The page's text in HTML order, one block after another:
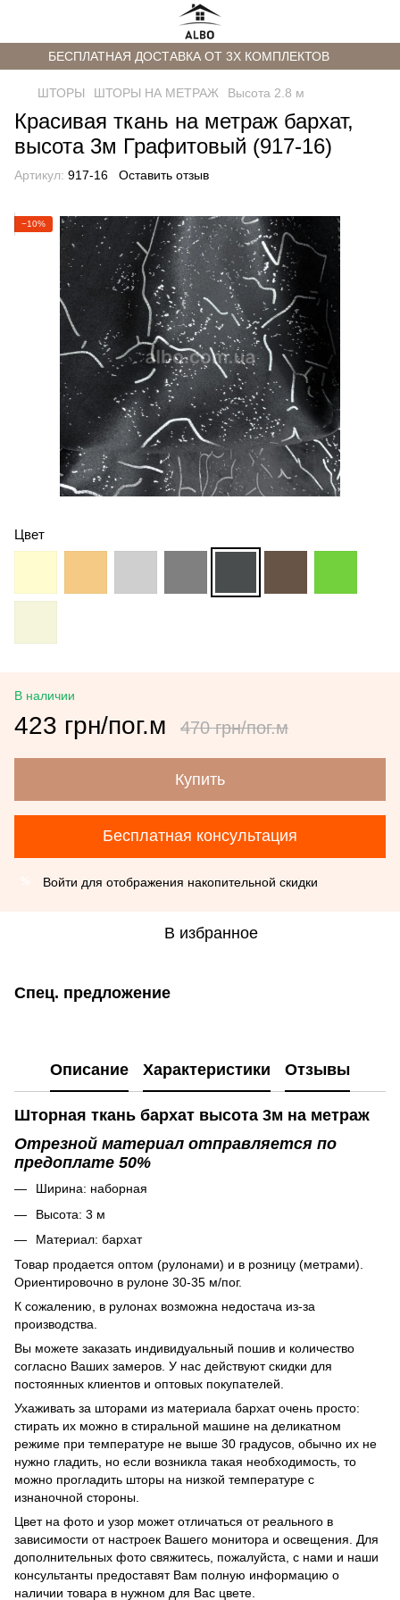
БЕСПЛАТНАЯ ДОСТАВКА ОТ 3Х КОМПЛЕКТОВ
ШТОРЫ ШТОРЫ НА МЕТРАЖ Высота 2.8 м
Красивая ткань на метраж бархат,
высота 3м Графитовый (917-16)
Артикул: 917-16 Оставить отзыв
−10%
Цвет
В наличии
423 грн/пог.м 470 грн/пог.м
Купить
Бесплатная консультация
Войти для отображения накопительной скидки
В избранное
Спец. предложение
Описание Характеристики Отзывы
Шторная ткань бархат высота 3м на метраж
Отрезной материал отправляется по
предоплате 50%
Ширина: наборная
Высота: 3 м
Материал: бархат
Товар продается оптом (рулонами) и в розницу (метрами).
Ориентировочно в рулоне 30-35 м/пог.
К сожалению, в рулонах возможна недостача из-за
производства.
Вы можете заказать индивидуальный пошив и количество
согласно Ваших замеров. У нас действуют скидки для
постоянных клиентов и оптовых покупателей.
Ухаживать за шторами из материала бархат очень просто:
стирать их можно в стиральной машине на деликатном
режиме при температуре не выше 30 градусов, обычно их не
нужно гладить, но если возникла такая необходимость, то
можно прогладить шторы на низкой температуре с
изнаночной стороны.
Цвет на фото и узор может отличаться от реального в
зависимости от настроек Вашего монитора и освещения. Для
дополнительных фото свяжитесь, пожалуйста, с нами и наши
консультанты предоставят Вам полную информацию о
наличии товара в нужном для Вас цвете.